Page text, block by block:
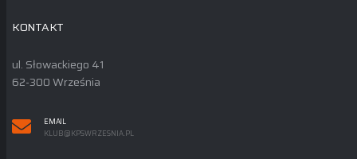
KONTAKT
ul. Słowackiego 41
62-300 Września
EMAIL
KLUB@KPSWRZESNIA.PL